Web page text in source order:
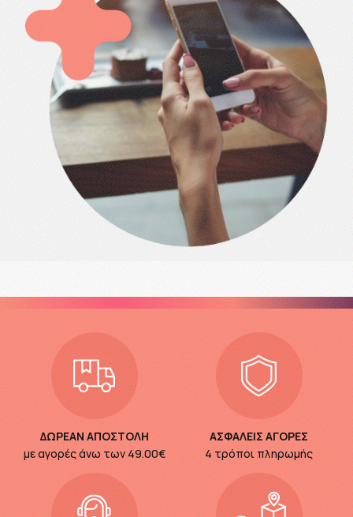
ΔΩΡΕΑΝ ΑΠΟΣΤΟΛΗ
με αγορές άνω των 49.00€
ΑΣΦΑΛΕΙΣ ΑΓΟΡΕΣ
4 τρόποι πληρωμής